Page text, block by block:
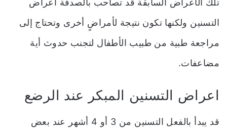
تلك الأعراض السابقة قد تصاحب بالصدفة أعراض
التسنين ولكنها تكون نتيجة لأمراضٍ أخرى وتحتاج إلى
مراجعة طبية من طبيب الأطفال لتجنب حدوث أية
مضاعفات.
اعراض التسنين المبكر عند الرضع
قد يبدأ بالفعل التسنين من 3 أو 4 أشهر عند بعض